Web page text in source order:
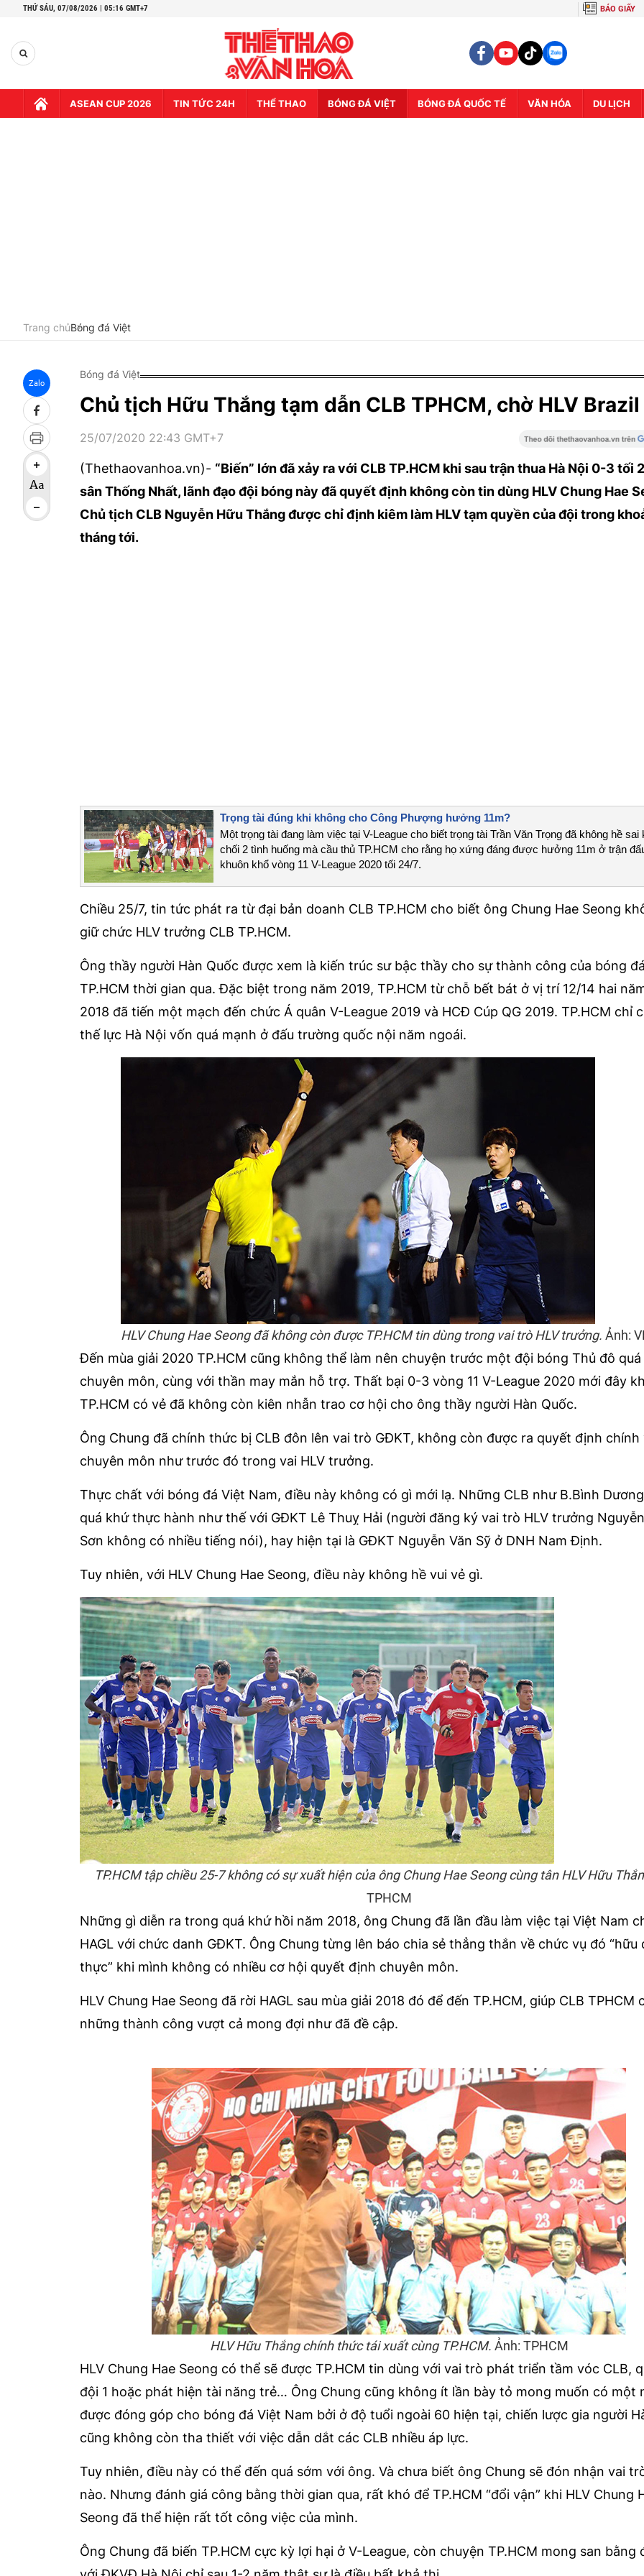
THỨ SÁU, 07/08/2026 | 05:16 GMT+7 BÁO GIẤY
ASEAN CUP 2026 TIN TỨC 24H THỂ THAO BÓNG ĐÁ VIỆT BÓNG ĐÁ QUỐC TẾ VĂN HÓA DU LỊCH
Trang chủBóng đá Việt
Zalo
Bóng đá Việt
Chủ tịch Hữu Thắng tạm dẫn CLB TPHCM, chờ HLV Brazil
25/07/2020 22:43 GMT+7
(Thethaovanhoa.vn)- “Biến” lớn đã xảy ra với CLB TP.HCM khi sau trận thua Hà Nội 0-3 tối
sân Thống Nhất, lãnh đạo đội bóng này đã quyết định không còn tin dùng HLV Chung Hae
Chủ tịch CLB Nguyễn Hữu Thắng được chỉ định kiêm làm HLV tạm quyền của đội trong
tháng tới.
Trọng tài đúng khi không cho Công Phượng hưởng 11m?
Một trọng tài đang làm việc tại V-League cho biết trọng tài Trần Văn Trọng đã không hề sai
chối 2 tình huống mà cầu thủ TP.HCM cho rằng họ xứng đáng được hưởng 11m ở trận
khuôn khổ vòng 11 V-League 2020 tối 24/7.
Chiều 25/7, tin tức phát ra từ đại bản doanh CLB TP.HCM cho biết ông Chung Hae Seong
giữ chức HLV trưởng CLB TP.HCM.
Ông thầy người Hàn Quốc được xem là kiến trúc sư bậc thầy cho sự thành công của bóng đá
TP.HCM thời gian qua. Đặc biệt trong năm 2019, TP.HCM từ chỗ bết bát ở vị trí 12/14 hai
2018 đã tiến một mạch đến chức Á quân V-League 2019 và HCĐ Cúp QG 2019. TP.HCM chỉ
thế lực Hà Nội vốn quá mạnh ở đấu trường quốc nội năm ngoái.
HLV Chung Hae Seong đã không còn được TP.HCM tin dùng trong vai trò HLV trưởng. Ảnh:
Đến mùa giải 2020 TP.HCM cũng không thể làm nên chuyện trước một đội bóng Thủ đô
chuyên môn, cùng với thần may mắn hỗ trợ. Thất bại 0-3 vòng 11 V-League 2020 mới đây
TP.HCM có vẻ đã không còn kiên nhẫn trao cơ hội cho ông thầy người Hàn Quốc.
Ông Chung đã chính thức bị CLB đôn lên vai trò GĐKT, không còn được ra quyết định chính
chuyên môn như trước đó trong vai HLV trưởng.
Thực chất với bóng đá Việt Nam, điều này không có gì mới lạ. Những CLB như B.Bình
quá khứ thực hành như thế với GĐKT Lê Thuỵ Hải (người đăng ký vai trò HLV trưởng
Sơn không có nhiều tiếng nói), hay hiện tại là GĐKT Nguyễn Văn Sỹ ở DNH Nam Định.
Tuy nhiên, với HLV Chung Hae Seong, điều này không hề vui vẻ gì.
TP.HCM tập chiều 25-7 không có sự xuất hiện của ông Chung Hae Seong cùng tân HLV Hữu
TPHCM
Những gì diễn ra trong quá khứ hồi năm 2018, ông Chung đã lần đầu làm việc tại Việt Nam
HAGL với chức danh GĐKT. Ông Chung từng lên báo chia sẻ thẳng thắn về chức vụ đó “hữu
thực” khi mình không có nhiều cơ hội quyết định chuyên môn.
HLV Chung Hae Seong đã rời HAGL sau mùa giải 2018 đó để đến TP.HCM, giúp CLB TPHCM
những thành công vượt cả mong đợi như đã đề cập.
HLV Hữu Thắng chính thức tái xuất cùng TP.HCM. Ảnh: TPHCM
HLV Chung Hae Seong có thể sẽ được TP.HCM tin dùng với vai trò phát triển tầm vóc CLB,
đội 1 hoặc phát hiện tài năng trẻ… Ông Chung cũng không ít lần bày tỏ mong muốn có một
được đóng góp cho bóng đá Việt Nam bởi ở độ tuổi ngoài 60 hiện tại, chiến lược gia người
cũng không còn tha thiết với việc dẫn dắt các CLB nhiều áp lực.
Tuy nhiên, điều này có thể đến quá sớm với ông. Và chưa biết ông Chung sẽ đón nhận vai
nào. Nhưng đánh giá công bằng thời gian qua, rất khó để TP.HCM “đổi vận” khi HLV Chung
Seong đã thể hiện rất tốt công việc của mình.
Ông Chung đã biến TP.HCM cực kỳ lợi hại ở V-League, còn chuyện TP.HCM mong san bằng